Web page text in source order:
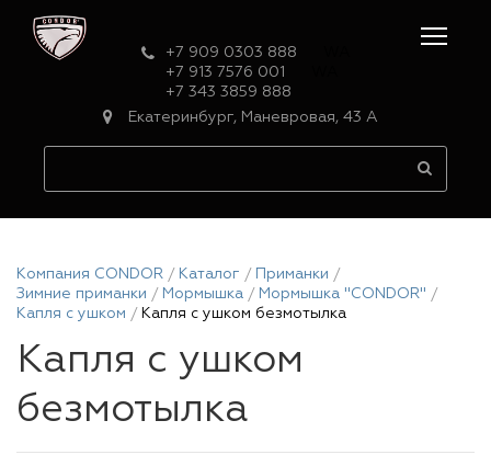
+7 909 0303 888
+7 913 7576 001
+7 343 3859 888
Екатеринбург, Маневровая, 43 А
Компания CONDOR Каталог
Приманки
Зимние приманки
Мормышка
Мормышка "CONDOR"
Капля с ушком
Капля с ушком безмотылка
Капля с ушком
безмотылка